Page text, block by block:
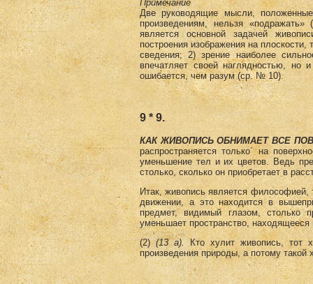
Примечание
Две руководящие мысли,
произведениям, нельзя
является основной задачей
построения изображения на плоскости,
сведения; 2) зрение наиболее
впечатляет своей наглядностью, но
ошибается, чем разум (ср. № 10).
9 * 9.
КАК ЖИВОПИСЬ ОБНИМАЕТ ВСЕ
распространяется только´ на
уменьшение тел и их цветов. Ведь
столько, сколько он приобретает в
Итак, живопись является
движении, а это находится в
предмет, видимый глазом, столько
уменьшает пространство,
(2)(13 а). Кто хулит живопись, тот
произведения природы, а потому такой